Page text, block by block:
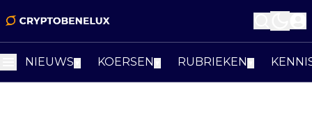
NIEUWS KOERSEN RUBRIEKEN